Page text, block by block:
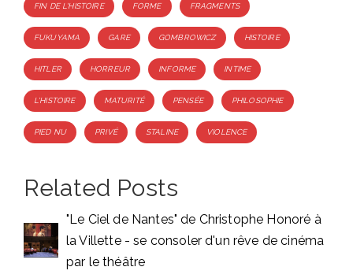
FIN DE L'HISTOIRE FORME FRAGMENTS
FUKUYAMA GARE GOMBROWICZ HISTOIRE
HITLER HORREUR INFORME INTIME
L'HISTOIRE MATURITÉ PENSÉE PHILOSOPHIE
PIED NU PRIVÉ STALINE VIOLENCE
Related Posts
"Le Ciel de Nantes" de Christophe Honoré à
la Villette - se consoler d'un rêve de cinéma
par le théâtre